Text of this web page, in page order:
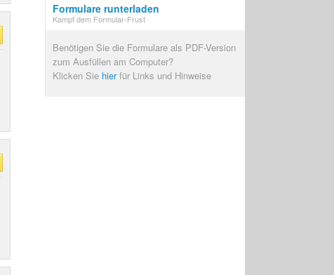
Formulare runterladen
Kampf dem Formular-Frust
Benötigen Sie die Formulare als PDF-Version
zum Ausfüllen am Computer?
Klicken Sie hierfür Links und Hinweise